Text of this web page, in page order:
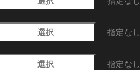
選択 指定なし
選択 指定なし